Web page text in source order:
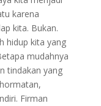
karena
kita. Bukan.
hidup kita yang
mudahnya
tindakan yang
Firman